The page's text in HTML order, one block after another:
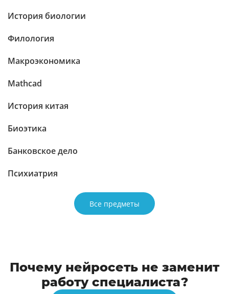
История биологии
Филология
Макроэкономика
Mathcad
История китая
Биоэтика
Банковское дело
Психиатрия
Все предметы
Почему нейросеть не заменит
работу специалиста?